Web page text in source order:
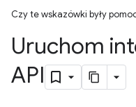
Czy te wskazówki były
Uruchom
API